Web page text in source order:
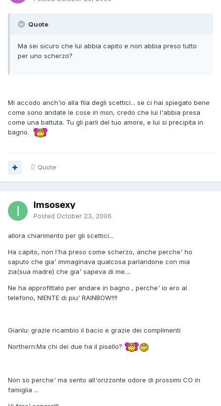
Quote
Ma sei sicuro che lui abbia capito e non abbia preso tutto
per uno scherzo?
Mi accodo anch'io alla fila degli scettici... se ci hai spiegato bene
come sono andate le cose in msn, credo che lui l'abbia presa
come una battuta. Tu gli parli del tuo amore, e lui si precipita in
bagno.
Quote
Imsosexy
Posted October 23, 2006
allora chiarimento per gli scettici...
Ha capito, non l'ha preso come scherzo, anche perche' ho
saputo che gia' immaginava qualcosa parlandone con mia
zia(sua madre) che gia' sapeva di me....
Ne ha approfittato per andare in bagno , perche' io ero al
telefono, NIENTE di piu' RAINBOW!!!!
Gianlu: grazie ricambio il bacio e grazie dei complimenti
Northern:Ma chi dei due ha il pisello?
Non so perche' ma sento all'orizzonte odore di prossimi CO in
famiglia ...